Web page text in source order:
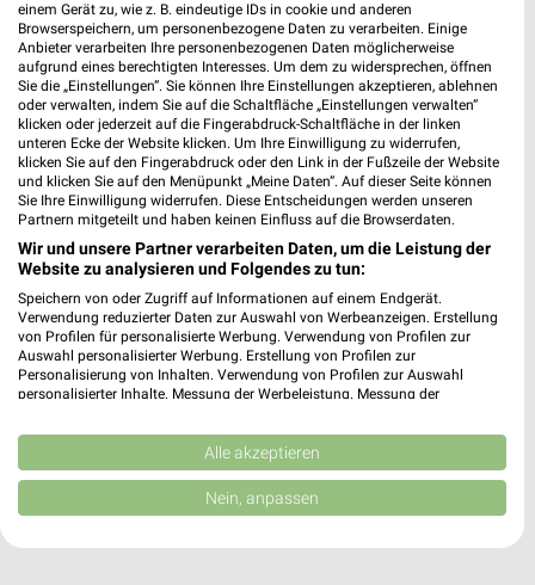
3,33 km
dm Köln
Dellbrücker Hauptstraße 90
51069 Köln
Heute 08:30 - 19:00 Uhr | Öffnet in 60 Min.
3,54 km
einem Gerät zu, wie z. B. eindeutige IDs in cookie und anderen
Browserspeichern, um personenbezogene Daten zu verarbeiten. Einige
Anbieter verarbeiten Ihre personenbezogenen Daten möglicherweise
aufgrund eines berechtigten Interesses. Um dem zu widersprechen, öffnen
Sie die „Einstellungen“. Sie können Ihre Einstellungen akzeptieren, ablehnen
oder verwalten, indem Sie auf die Schaltfläche „Einstellungen verwalten“
klicken oder jederzeit auf die Fingerabdruck-Schaltfläche in der linken
unteren Ecke der Website klicken. Um Ihre Einwilligung zu widerrufen,
klicken Sie auf den Fingerabdruck oder den Link in der Fußzeile der Website
und klicken Sie auf den Menüpunkt „Meine Daten“. Auf dieser Seite können
Sie Ihre Einwilligung widerrufen. Diese Entscheidungen werden unseren
Partnern mitgeteilt und haben keinen Einfluss auf die Browserdaten.
Wir und unsere Partner verarbeiten Daten, um die Leistung der
Website zu analysieren und Folgendes zu tun:
Speichern von oder Zugriff auf Informationen auf einem Endgerät.
Verwendung reduzierter Daten zur Auswahl von Werbeanzeigen. Erstellung
von Profilen für personalisierte Werbung. Verwendung von Profilen zur
Auswahl personalisierter Werbung. Erstellung von Profilen zur
Personalisierung von Inhalten. Verwendung von Profilen zur Auswahl
personalisierter Inhalte. Messung der Werbeleistung. Messung der
Kombinationen von Daten aus verschiedenen Quellen. Entwicklung und
Verbesserung der Angebote. Verwendung reduzierter Daten zur Auswahl
von Inhalten.
Daten können außerhalb der Europäischen Union weitergegeben und in die
Website/App.
Alle akzeptieren
Nein, anpassen